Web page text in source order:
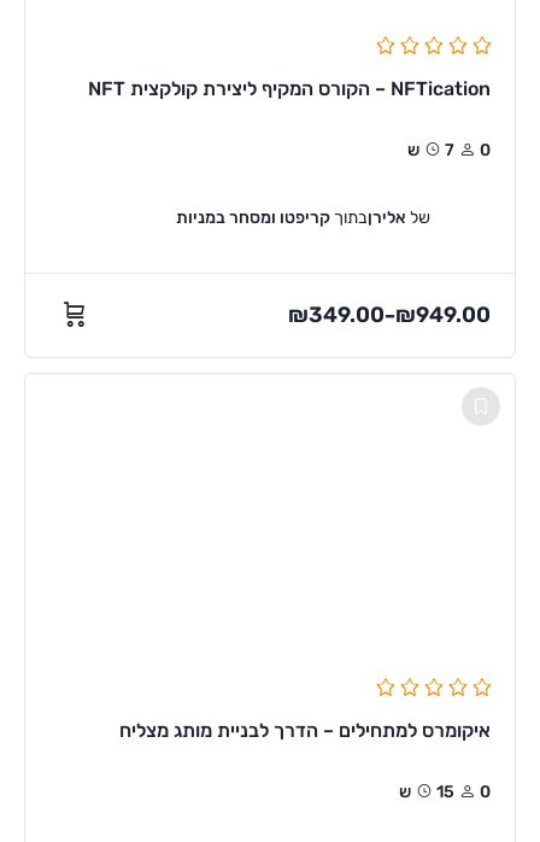
NFTication – הקורס המקיף ליצירת קולקצית NFT
0 7ש
של אלירןבתוך קריפטו ומסחר במניות
₪349.00–₪949.00
איקומרס למתחילים – הדרך לבניית מותג מצליח
0 15ש